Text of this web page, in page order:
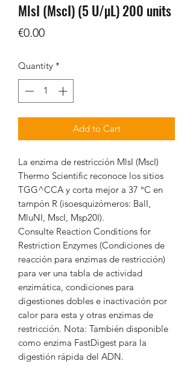
MlsI (MscI) (5 U/µL) 200 units
€0.00Price
Quantity *
Add to Cart
La enzima de restricción MlsI (MscI)
Thermo Scientific reconoce los sitios
TGG^CCA y corta mejor a 37 °C en
tampón R (isoesquizómeros: BalI,
MluNI, MscI, Msp20I).
Consulte Reaction Conditions for
Restriction Enzymes (Condiciones de
reacción para enzimas de restricción)
para ver una tabla de actividad
enzimática, condiciones para
digestiones dobles e inactivación por
calor para esta y otras enzimas de
restricción. Nota: También disponible
como enzima FastDigest para la
digestión rápida del ADN.